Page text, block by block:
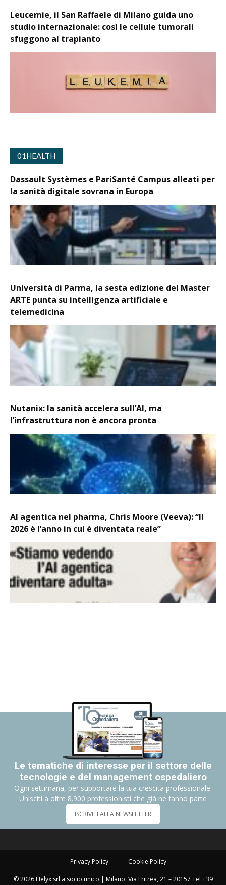
Leucemie, il San Raffaele di Milano guida uno
studio internazionale: così le cellule tumorali
sfuggono al trapianto
01HEALTH
Dassault Systèmes e PariSanté Campus alleati per
la sanità digitale sovrana in Europa
Università di Parma, la sesta edizione del Master
ARTE punta su intelligenza artificiale e
telemedicina
Nutanix: la sanità accelera sull’AI, ma
l’infrastruttura non è ancora pronta
AI agentica nel pharma, Chris Moore (Veeva): “Il
2026 è l’anno in cui è diventata reale”
Le tematiche di interesse per il settore delle
tecnologie e del management ospedaliero
Ogni settimana, per supportare la tua crescita professionale.
Unisciti a oltre 8.900 professionisti che già ne fanno parte
ISCRIVITI ALLA NEWSLETTER
Privacy Policy Cookie Policy
© 2026 Helyx srl a socio unico | Milano: Via Eritrea, 21 – 20157 Tel +39